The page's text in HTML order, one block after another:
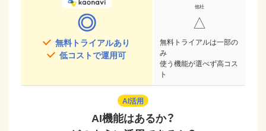
◎
無料トライアルあり
低コストで運用可
△
無料トライアルは一部の
み
使う機能が選べず高コス
ト
AI活用
AI機能はあるか？